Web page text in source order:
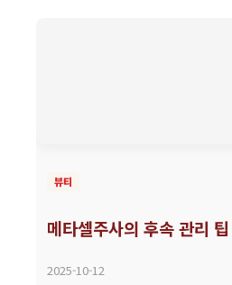
뷰티
메타셀주사의 후속 관리 팁
2025-10-12